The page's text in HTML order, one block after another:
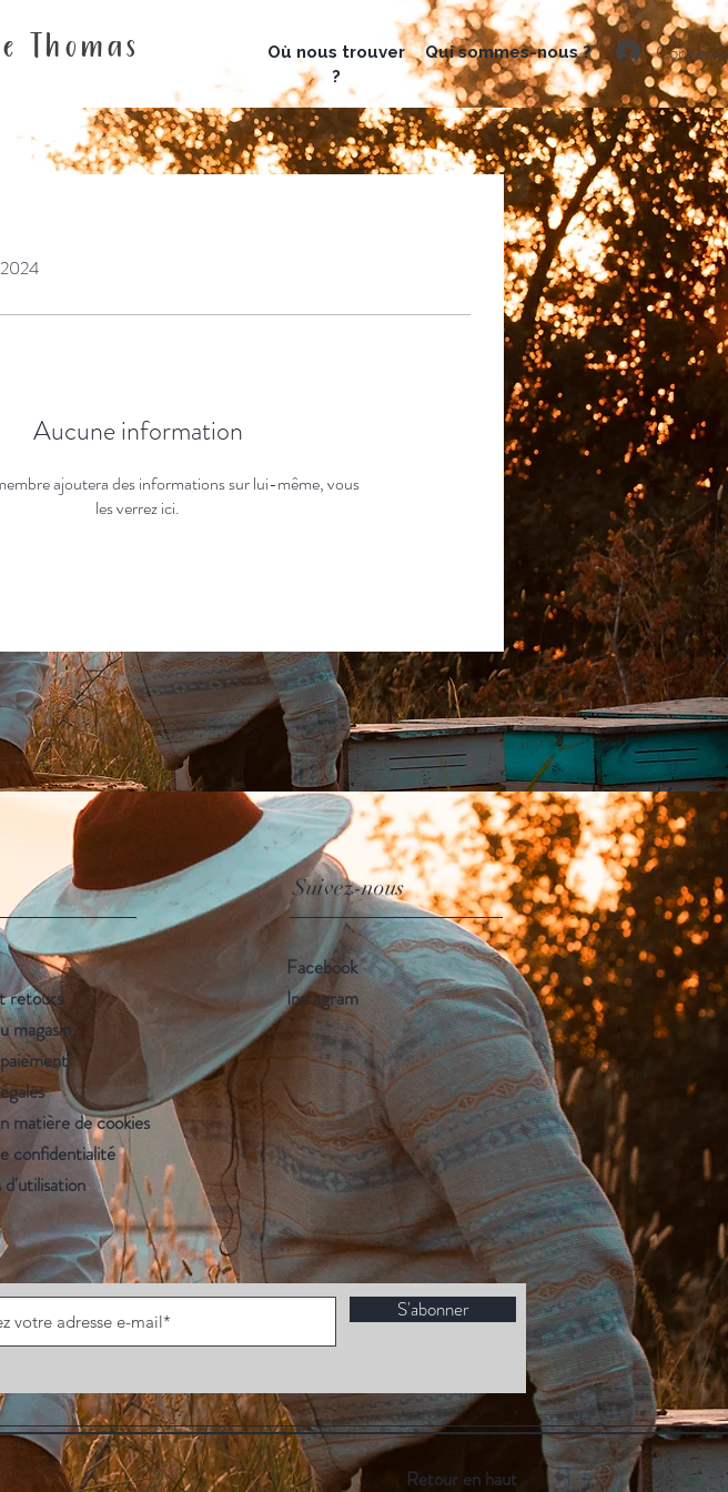
Thomas Où nous trouver
?
Qui sommes-nous ?
2024
Aucune information
ajoutera des informations sur lui-même, vous
les verrez ici.
retours
magasin
matière de cookies
confidentialité
Suivez-nous
Facebook
Instagram
S'abonner
Retour en haut